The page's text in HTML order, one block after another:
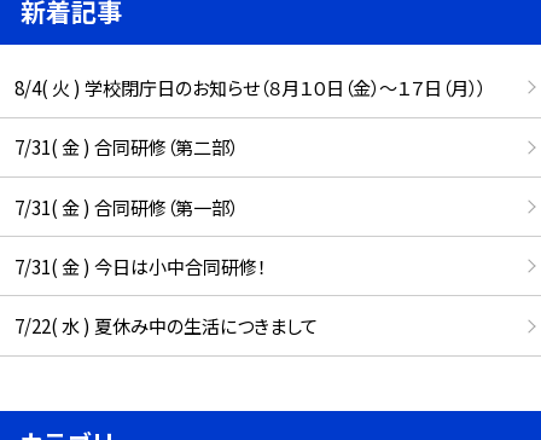
新着記事
8/4( 火 ) 学校閉庁日のお知らせ（８月１０日（金）～１７日（月））
7/31( 金 ) 合同研修（第二部）
7/31( 金 ) 合同研修（第一部）
7/31( 金 ) 今日は小中合同研修！
7/22( 水 ) 夏休み中の生活につきまして